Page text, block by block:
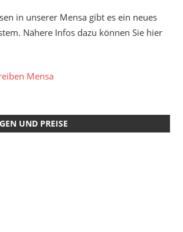
in unserer Mensa gibt es ein neues
Nähere Infos dazu können Sie hier
Mensa
UND PREISE